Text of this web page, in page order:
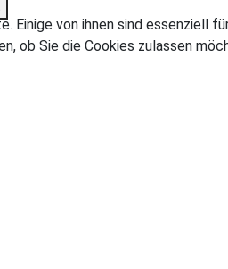
Einige von ihnen sind essenziell
ob Sie die Cookies zulassen